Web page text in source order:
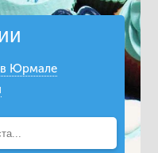
Юрмале